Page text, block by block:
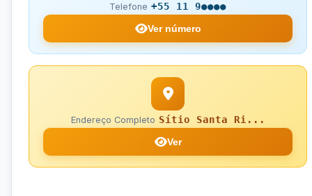
Telefone +55 11 9●●●●
Ver número
Endereço Completo Sítio Santa Ri...
Ver